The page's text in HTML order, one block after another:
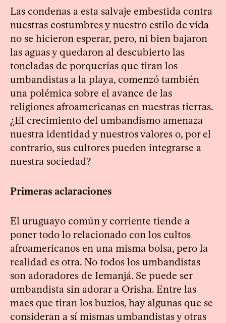
Las condenas a esta salvaje embestida contra
nuestras costumbres y nuestro estilo de vida
no se hicieron esperar, pero, ni bien bajaron
las aguas y quedaron al descubierto las
toneladas de porquerías que tiran los
umbandistas a la playa, comenzó también
una polémica sobre el avance de las
religiones afroamericanas en nuestras tierras.
¿El crecimiento del umbandismo amenaza
nuestra identidad y nuestros valores o, por el
contrario, sus cultores pueden integrarse a
nuestra sociedad?
Primeras aclaraciones
El uruguayo común y corriente tiende a
poner todo lo relacionado con los cultos
afroamericanos en una misma bolsa, pero la
realidad es otra. No todos los umbandistas
son adoradores de Iemanjá. Se puede ser
umbandista sin adorar a Orisha. Entre las
maes que tiran los buzios, hay algunas que se
consideran a sí mismas umbandistas y otras